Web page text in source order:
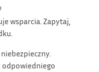
wsparcia. Zapytaj,
odpowiedniego